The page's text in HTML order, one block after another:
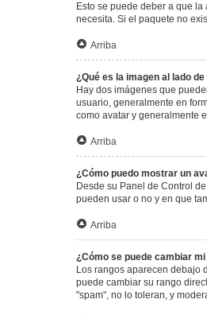
Esto se puede deber a que
necesita. Si el paquete no
Arriba
¿Qué es la imagen al lado
Hay dos imágenes que
usuario, generalmente en
como avatar y generalmente
Arriba
¿Cómo puedo mostrar un
Desde su Panel de Control
pueden usar o no y en que
Arriba
¿Cómo se puede cambiar
Los rangos aparecen debajo
puede cambiar su rango
"spam", no lo toleran, y